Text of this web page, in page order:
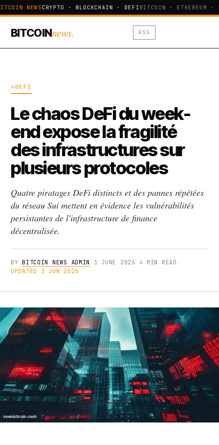
NEWSCRYPTO · BLOCKCHAIN · DEFIBITCOIN · ETHEREUM ·
BITCOINnews. RSS
<DEFI
Le chaos DeFi du week-
end expose la fragilité
des infrastructures sur
plusieurs protocoles
Quatre piratages DeFi distincts et des pannes répétées
du réseau Sui mettent en évidence les vulnérabilités
persistantes de l'infrastructure de finance
décentralisée.
BYBITCOIN NEWS ADMIN · 1 JUNE 2026 · 4 MIN READ ·
UPDATED 1 JUN 2026